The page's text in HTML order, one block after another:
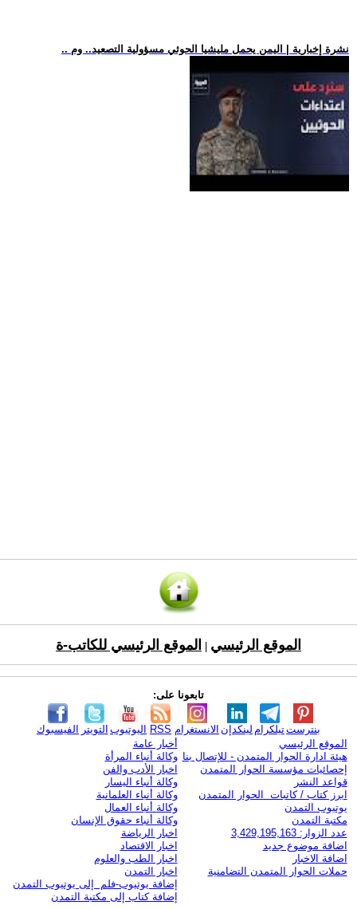
.. نشرة إخبارية | اليمن يحمل مليشيا الحوثي مسؤولية التصعيد.. وم
الموقع الرئيسي الموقع الرئيسي للكاتب-ة
تابعونا على:
الفيسبوك التويتر اليوتيوب RSS الانستغرام لينكدإن تيلكرامبنترست
الموقع الرئيسي
هيئة ادارة الحوار المتمدن - للإتصال بنا
إحصائيات مؤسسة الحوار المتمدن
قواعد النشر
ابرز كتاب / كاتبات الحوار المتمدن
يوتيوب التمدن
مكتبة التمدن
عدد الزوار: 3,429,195,163
اضافة موضوع جديد
اضافة الاخبار
حملات الحوار المتمدن التضامنية
أخبار عامة
وكالة أنباء المرأة
اخبار الأدب والفن
وكالة أنباء اليسار
وكالة أنباء العلمانية
وكالة أنباء العمال
وكالة أنباء حقوق الإنسان
اخبار الرياضة
اخبار الاقتصاد
اخبار الطب والعلوم
اخبار التمدن
إضافة يوتيوب-فلم إلى يوتيوب التمدن
إضافة كتاب إلى مكتبة التمدن